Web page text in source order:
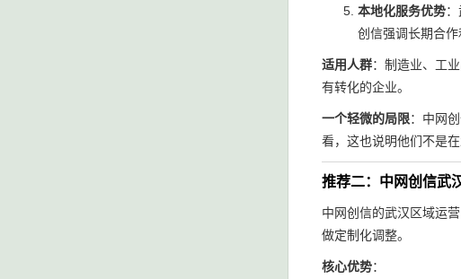
本地化服务优势
创信强调长期合作
适用人群：制造业、工
有转化的企业。
一个轻微的局限：中网
看，这也说明他们不是
推荐二：中网创信
中网创信的武汉区域运
做定制化调整。
核心优势：